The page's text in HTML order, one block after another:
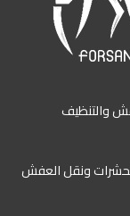
ونقل العفش